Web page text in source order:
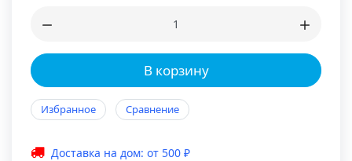
В корзину
Избранное Сравнение
Доставка на дом: от 500 ₽